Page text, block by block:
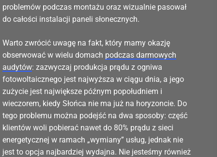
problemów podczas montażu oraz wizualnie pasował
do całości instalacji paneli słonecznych.
Warto zwrócić uwagę na fakt, który mamy okazję
obserwować w wielu domach podczas darmowych
audytów: zazwyczaj produkcja prądu z ogniwa
fotowoltaicznego jest najwyższa w ciągu dnia, a jego
zużycie jest największe późnym popołudniem i
wieczorem, kiedy Słońca nie ma już na horyzoncie. Do
tego problemu można podejść na dwa sposoby: część
klientów woli pobierać nawet do 80% prądu z sieci
energetycznej w ramach „wymiany” usług, jednak nie
jest to opcja najbardziej wydajna. Nie jesteśmy również